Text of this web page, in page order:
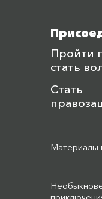
Пройти
стать
Стать
Материалы